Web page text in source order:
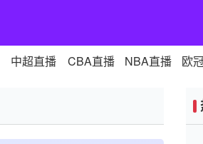
中超直播 CBA直播 NBA直播 欧